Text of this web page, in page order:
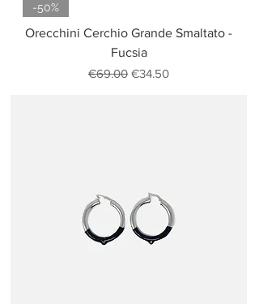
-50%
Orecchini Cerchio Grande Smaltato -
Fucsia
Regular Price
€69.00 Sale Price
€34.50